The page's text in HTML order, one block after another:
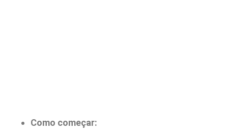
Como começar: